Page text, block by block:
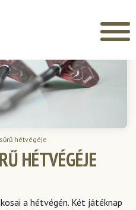
hétvégéje
HÉTVÉGÉJE
a hétvégén. Két játéknap